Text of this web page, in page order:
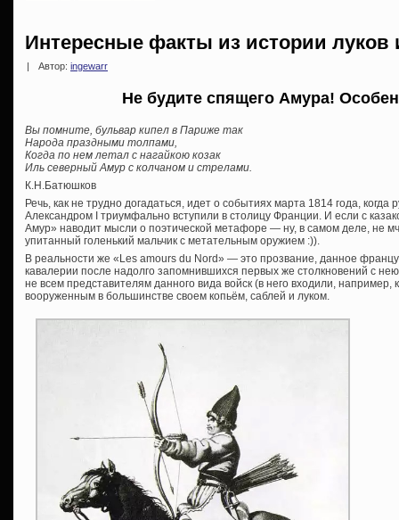
Интересные факты из истории луков
| Автор: ingewarr
Не будите спящего Амура!
Вы помните, бульвар кипел в Париже так
Народа праздными толпами,
Когда по нем летал с нагайкою козак
Иль северный Амур с колчаном и стрелами.
К.Н.Батюшков
Речь, как не трудно догадаться, идет о событиях марта 1814 года, когда
Александром I триумфально вступили в столицу Франции. И если с
Амур» наводит мысли о поэтической метафоре — ну, в самом деле, не
упитанный голенький мальчик с метательным оружием :)).
В реальности же «Les amours du Nord» — это прозвание, данное
кавалерии после надолго запомнившихся первых же столкновений с
не всем представителям данного вида войск (в него входили, например,
вооруженным в большинстве своем копьём, саблей и луком.